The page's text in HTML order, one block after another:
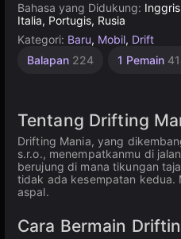
Bahasa yang Didukung:
Italia, Portugis, Rusia
Kategori: Baru, Mobil, Drift
Balapan 224 1 Pemain
Tentang Drifting
Drifting Mania, yang
s.r.o., menempatkanmu di
berujung di mana tikungan
tidak ada kesempatan kedua.
aspal.
Cara Bermain